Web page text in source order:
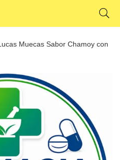
Muecas Sabor Chamoy con